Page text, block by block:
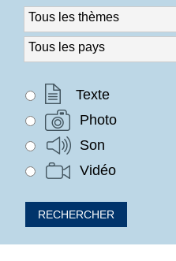
Texte
Photo
Son
Vidéo